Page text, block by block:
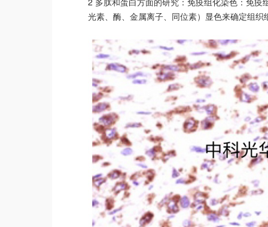
光素、酶、金属离子、同位素）显色来确定组